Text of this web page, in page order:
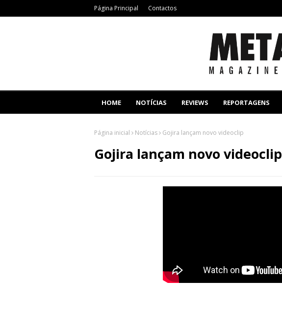
Página Principal Contactos
HOME NOTÍCIAS REVIEWS REPORTAGENS
Página inicial Notícias Gojira lançam novo videoclip
Gojira lançam novo videoclip